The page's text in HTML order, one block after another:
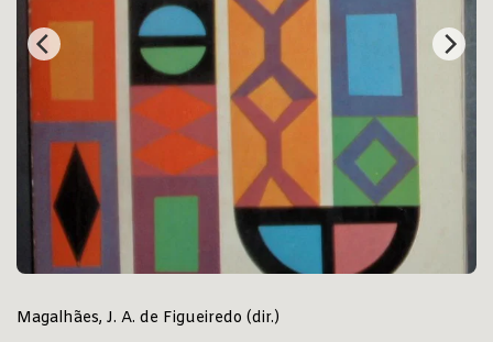
Magalhães, J. A. de Figueiredo (dir.)